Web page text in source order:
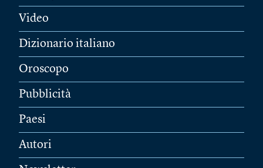
Video
Dizionario italiano
Oroscopo
Pubblicità
Paesi
Autori